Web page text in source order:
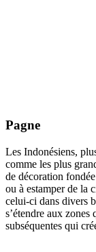
Pagne
Les Indonésiens,
comme les plus
de décoration
ou à estamper de la
celui-ci dans divers
s’étendre aux zones
subséquentes qui